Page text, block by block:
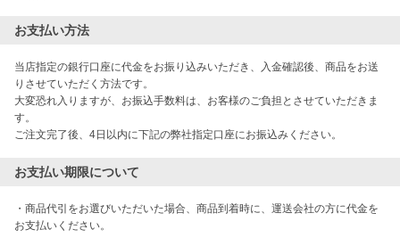
お支払い方法
当店指定の銀行口座に代金をお振り込みいただき、入金確認後、商品をお送
りさせていただく方法です。
大変恐れ入りますが、お振込手数料は、お客様のご負担とさせていただきま
す。
ご注文完了後、4日以内に下記の弊社指定口座にお振込みください。
お支払い期限について
・商品代引をお選びいただいた場合、商品到着時に、運送会社の方に代金を
お支払いください。